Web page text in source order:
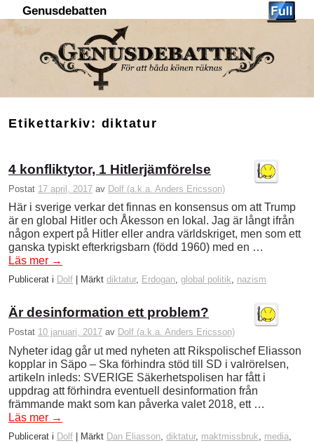
Genusdebatten
Etikettarkiv: diktatur
4 konfliktytor, 1 Hitlerjämförelse
Postat 17 april, 2017 av Dolf (a.k.a. Anders Ericsson)
Här i sverige verkar det finnas en konsensus om att Trump
är en global Hitler och Åkesson en lokal. Jag är långt ifrån
någon expert på Hitler eller andra världskriget, men som ett
ganska typiskt efterkrigsbarn (född 1960) med en …
Läs mer →
Publicerat i Dolf Märkt diktatur, Erdogan, global politik, nazism
Är desinformation ett problem?
Postat 10 januari, 2017 av Dolf (a.k.a. Anders Ericsson)
Nyheter idag går ut med nyheten att Rikspolischef Eliasson
kopplar in Säpo – Ska förhindra stöd till SD i valrörelsen,
artikeln inleds: SVERIGE Säkerhetspolisen har fått i
uppdrag att förhindra eventuell desinformation från
främmande makt som kan påverka valet 2018, ett …
Läs mer →
Publicerat i Dolf Märkt Dan Eliasson diktatur, maktmissbruk media